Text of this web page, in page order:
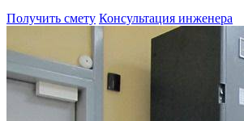
Получить смету Консультация инженера